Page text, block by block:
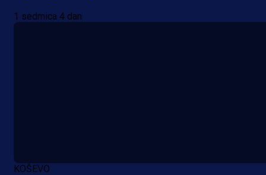
1 sedmica 4 dan
KOŠEVO